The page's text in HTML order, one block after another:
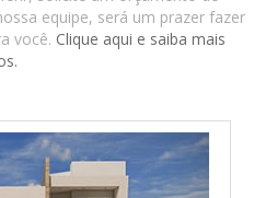
equipe, será um prazer fazer
você. Clique aqui e saiba mais